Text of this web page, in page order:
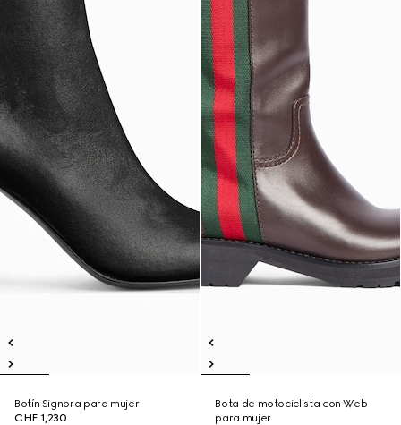
Botín Signora para mujer
CHF 1,230
Bota de motociclista con Web
para mujer